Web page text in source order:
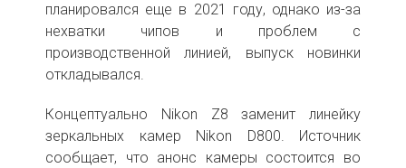
планировался еще в 2021 году, однако из-за
нехватки чипов и проблем с
производственной линией, выпуск новинки
откладывался.
Концептуально Nikon Z8 заменит линейку
зеркальных камер Nikon D800. Источник
сообщает, что анонс камеры состоится во